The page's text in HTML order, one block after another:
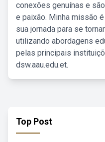
conexões genuínas e
e paixão. Minha missão
sua jornada para se
utilizando abordagens
pelas principais
dsw.aau.edu.et.
Top Post